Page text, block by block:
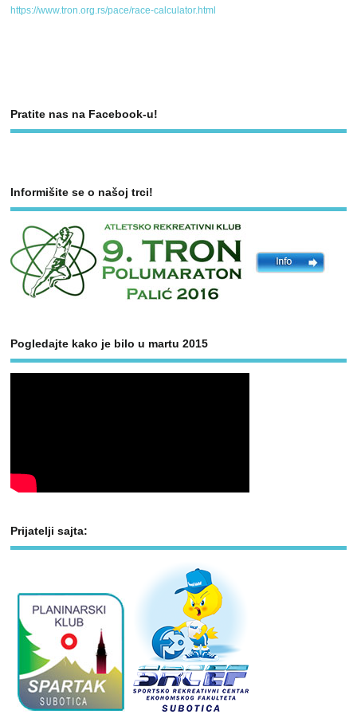
https://www.tron.org.rs/pace/race-calculator.html
Pratite nas na Facebook-u!
Informišite se o našoj trci!
Pogledajte kako je bilo u martu 2015
Prijatelji sajta: